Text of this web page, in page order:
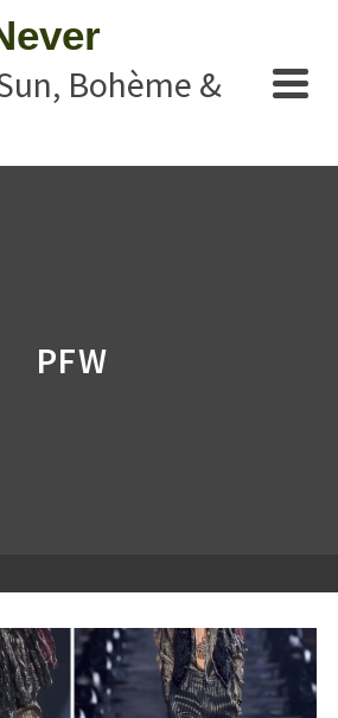
Bohème &
PFW